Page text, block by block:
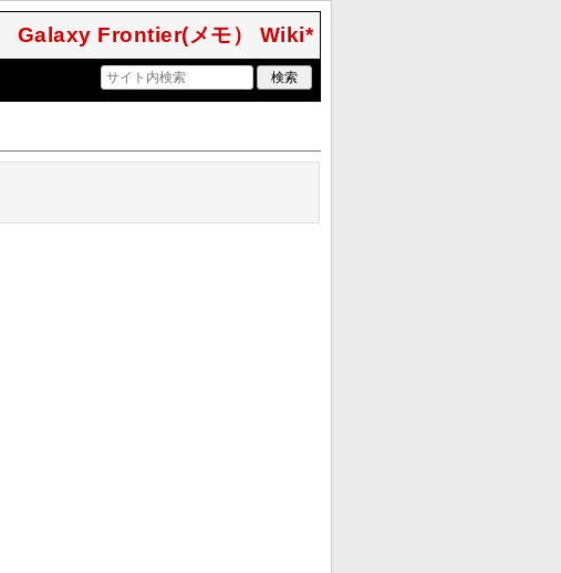
Galaxy Frontier(メモ） Wiki*